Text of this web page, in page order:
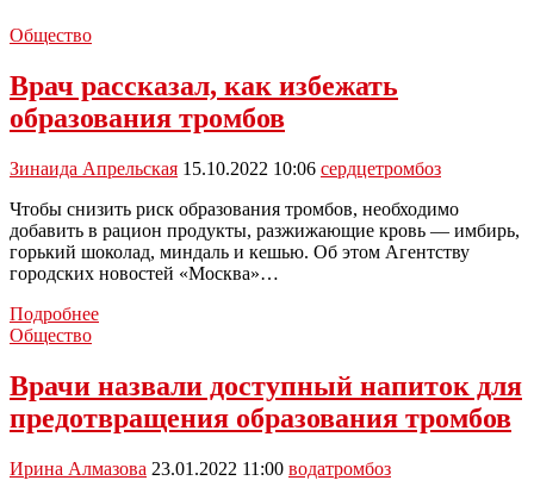
Общество
Врач рассказал, как избежать
образования тромбов
Зинаида Апрельская 15.10.2022 10:06 сердцетромбоз
Чтобы снизить риск образования тромбов, необходимо
добавить в рацион продукты, разжижающие кровь — имбирь,
горький шоколад, миндаль и кешью. Об этом Агентству
городских новостей «Москва»…
ПодробнееВрач
образования
тромбов
Общество
Врачи назвали доступный напиток для
предотвращения образования тромбов
Ирина Алмазова 23.01.2022 11:00 водатромбоз